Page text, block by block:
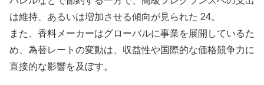
は維持、あるいは増加させる傾向が見られた 24。
また、香料メーカーはグローバルに事業を展開しているた
め、為替レートの変動は、収益性や国際的な価格競争力に
直接的な影響を及ぼす。